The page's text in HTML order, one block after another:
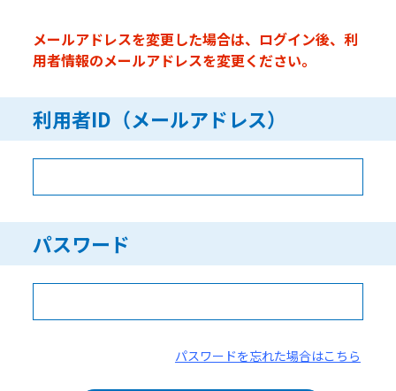
メールアドレスを変更した場合は、ログイン後、利
用者情報のメールアドレスを変更ください。
利用者ID（メールアドレス）
パスワード
パスワードを忘れた場合はこちら